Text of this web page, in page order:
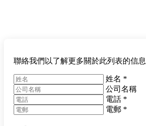
聯絡我們以了解更多關於此列表的信息
姓名 *
公司名稱
電話 *
電郵 *